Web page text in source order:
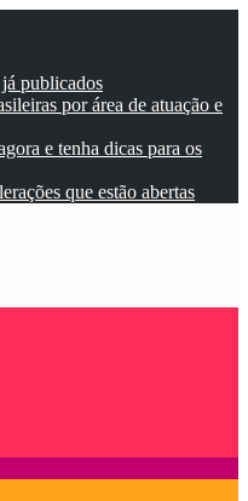
publicados
por área de atuação e
e tenha dicas para os
que estão abertas